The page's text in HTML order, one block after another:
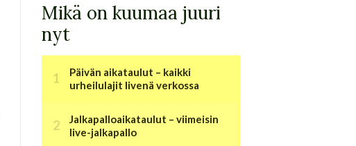
Mikä on kuumaa juuri
nyt
Päivän aikataulut – kaikki
urheilulajit livenä verkossa
Jalkapalloaikataulut – viimeisin
live-jalkapallo